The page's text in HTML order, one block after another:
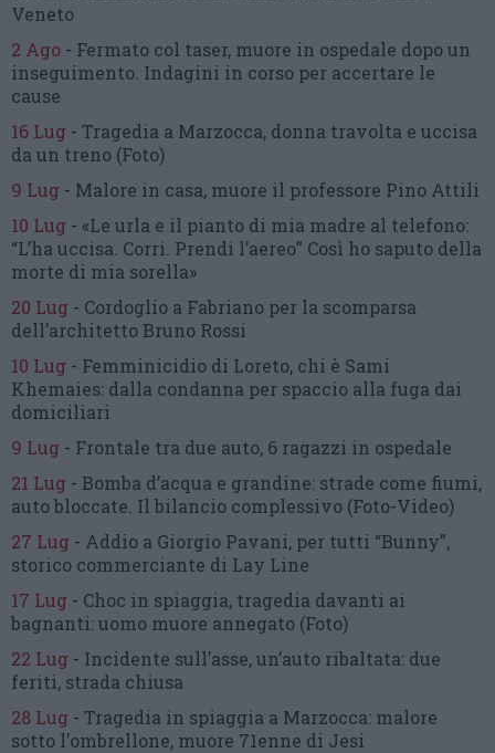
Veneto
2 Ago - Fermato col taser, muore in ospedale dopo un
inseguimento. Indagini in corso per accertare le
cause
16 Lug - Tragedia a Marzocca, donna travolta e uccisa
da un treno (Foto)
9 Lug - Malore in casa, muore il professore Pino Attili
10 Lug - «Le urla e il pianto di mia madre al telefono:
“L’ha uccisa. Corri. Prendi l’aereo” Così ho saputo della
morte di mia sorella»
20 Lug - Cordoglio a Fabriano per la scomparsa
dell’architetto Bruno Rossi
10 Lug - Femminicidio di Loreto, chi è Sami
Khemaies: dalla condanna per spaccio alla fuga dai
domiciliari
9 Lug - Frontale tra due auto, 6 ragazzi in ospedale
21 Lug - Bomba d’acqua e grandine: strade come fiumi,
auto bloccate. Il bilancio complessivo (Foto-Video)
27 Lug - Addio a Giorgio Pavani, per tutti “Bunny”,
storico commerciante di Lay Line
17 Lug - Choc in spiaggia, tragedia davanti ai
bagnanti:uomo muore annegato (Foto)
22 Lug - Incidente sull’asse, un’auto ribaltata: due
feriti, strada chiusa
28 Lug - Tragedia in spiaggia a Marzocca: malore
sotto l’ombrellone, muore 71enne di Jesi